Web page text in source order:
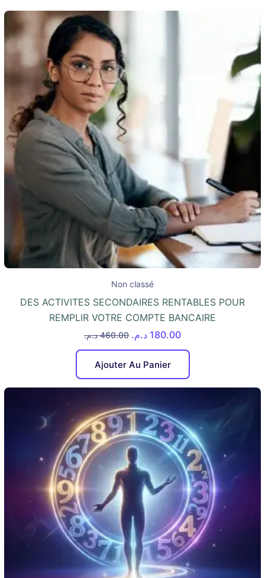
Non classé
DES ACTIVITES SECONDAIRES RENTABLES POUR
REMPLIR VOTRE COMPTE BANCAIRE
460.00 د.م. 180.00 د.م.
Ajouter Au Panier